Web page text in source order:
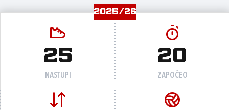
2025/26
25
NASTUPI
20
ZAPOČEO